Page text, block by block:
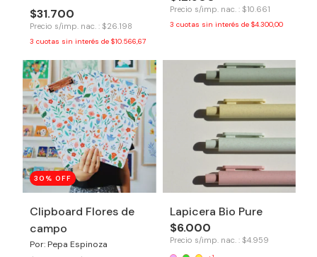
$31.700
Precio s/imp. nac. : $26.198
3 cuotas sin interés de $10.566,67
Precio s/imp. nac. : $10.661
3 cuotas sin interés de $4.300,00
30 % OFF
Clipboard Flores de
campo
Por: Pepa Espinoza
Lapicera Bio Pure
$6.000
Precio s/imp. nac. : $4.959